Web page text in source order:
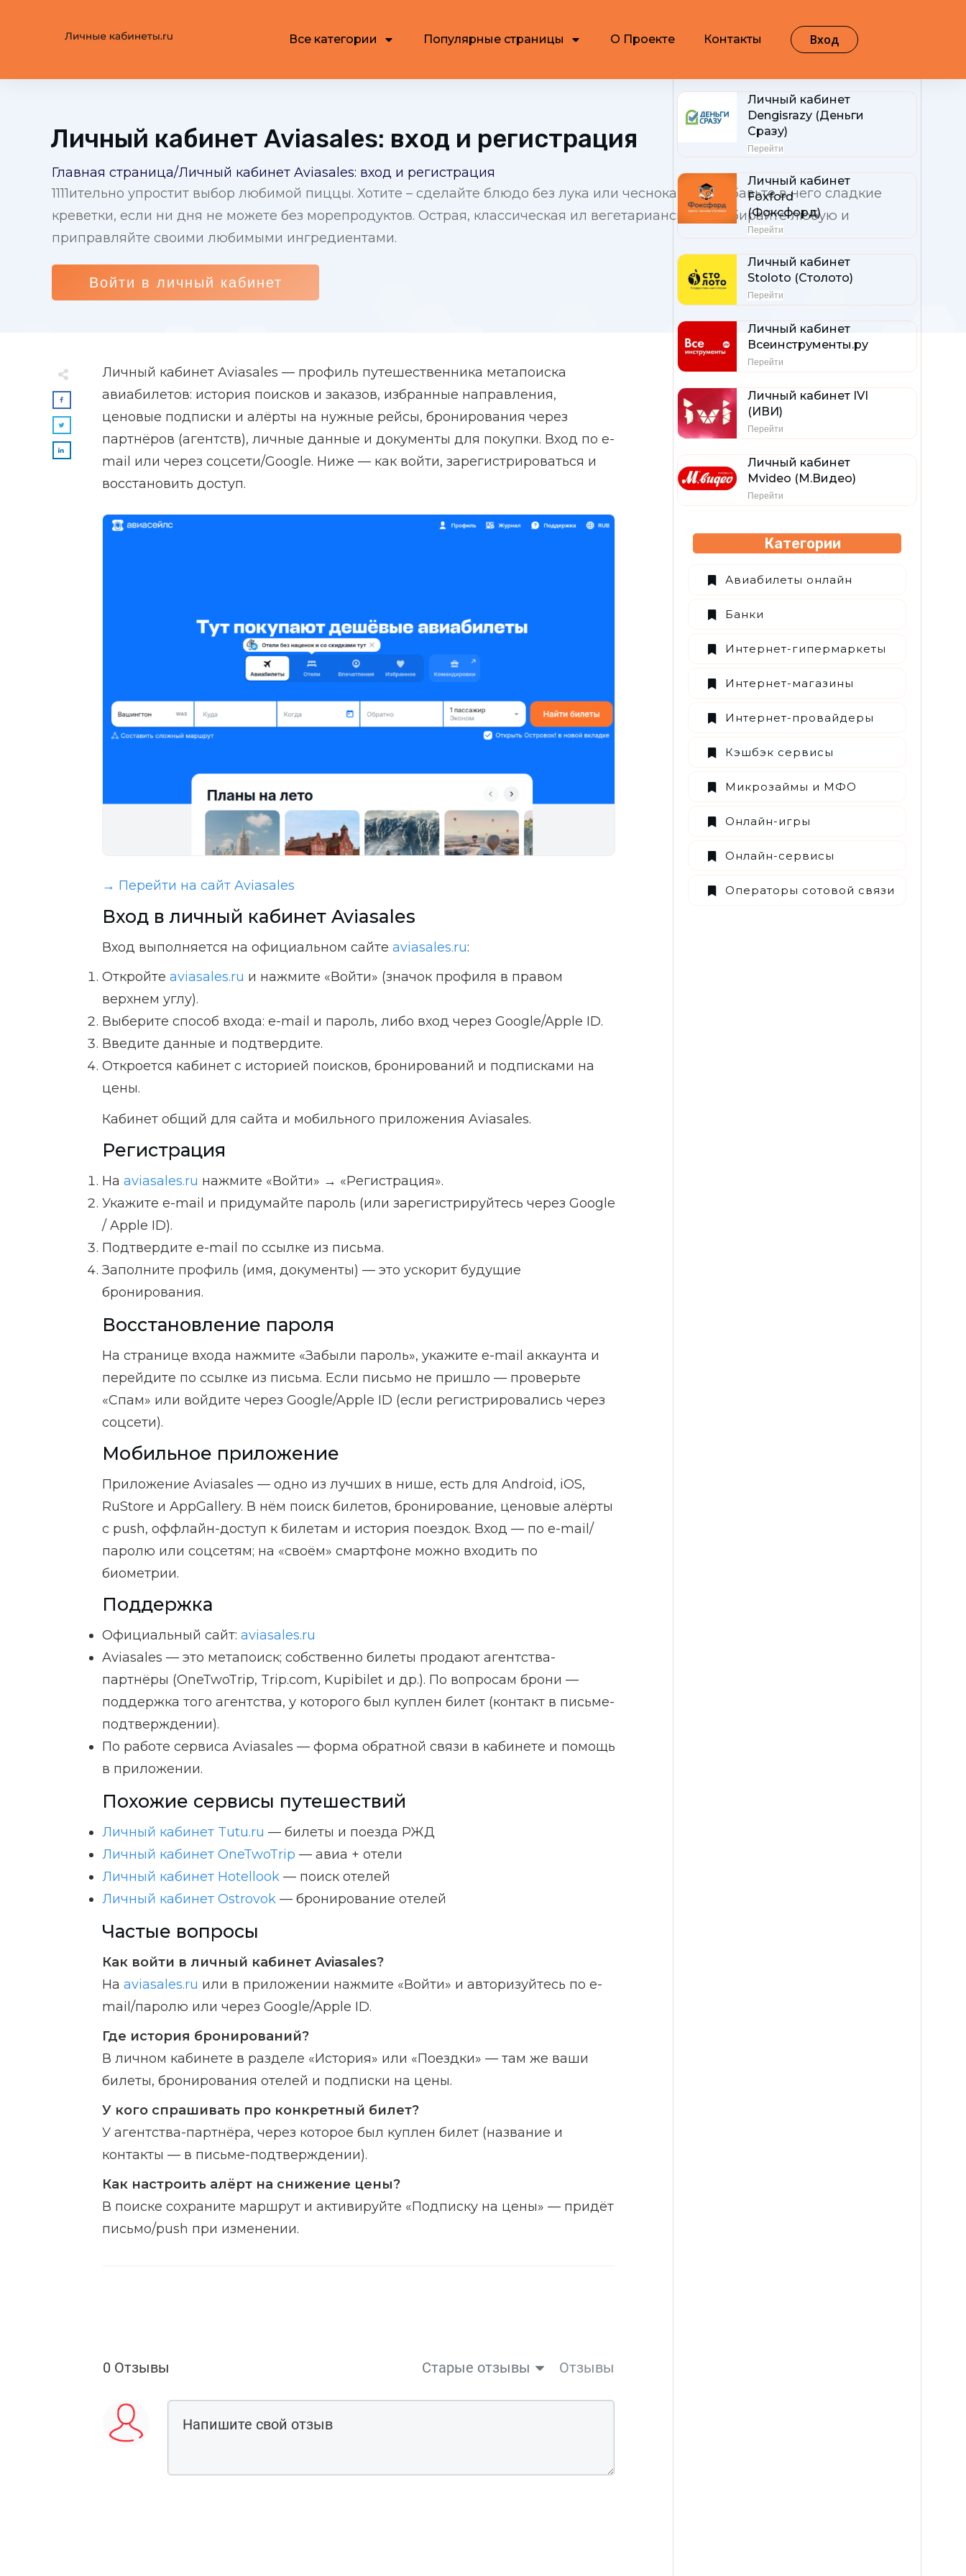
Все категории Популярные страницы О Проекте Контакты Вход
Личный кабинет Aviasales: вход и регистрация
Главная страница/Личный кабинет Aviasales: вход и регистрация
1111ительно упростит выбор любимой пиццы. Хотите – сделайте блюдо без лука или чеснока. Или добавьте в него сладкие
креветки, если ни дня не можете без морепродуктов. Острая, классическая ил вегетарианская – выбирайте любую и
приправляйте своими любимыми ингредиентами.
Войти в личный кабинет
Личный кабинет Aviasales — профиль путешественника метапоиска
авиабилетов: история поисков и заказов, избранные направления,
ценовые подписки и алёрты на нужные рейсы, бронирования через
партнёров (агентств), личные данные и документы для покупки. Вход по e-
mail или через соцсети/Google. Ниже — как войти, зарегистрироваться и
восстановить доступ.
→ Перейти на сайт Aviasales
Вход в личный кабинет Aviasales
Вход выполняется на официальном сайте aviasales.ru:
Откройте aviasales.ru и нажмите «Войти» (значок профиля в правом
верхнем углу).
Выберите способ входа: e-mail и пароль, либо вход через Google/Apple ID.
Введите данные и подтвердите.
Откроется кабинет с историей поисков, бронирований и подписками на
цены.
Кабинет общий для сайта и мобильного приложения Aviasales.
Регистрация
На aviasales.ru нажмите «Войти» → «Регистрация».
Укажите e-mail и придумайте пароль (или зарегистрируйтесь через Google
/ Apple ID).
Подтвердите e-mail по ссылке из письма.
Заполните профиль (имя, документы) — это ускорит будущие
бронирования.
Восстановление пароля
На странице входа нажмите «Забыли пароль», укажите e-mail аккаунта и
перейдите по ссылке из письма. Если письмо не пришло — проверьте
«Спам» или войдите через Google/Apple ID (если регистрировались через
соцсети).
Мобильное приложение
Приложение Aviasales — одно из лучших в нише, есть для Android, iOS,
RuStore и AppGallery. В нём поиск билетов, бронирование, ценовые алёрты
с push, оффлайн-доступ к билетам и история поездок. Вход — по e-mail/
паролю или соцсетям; на «своём» смартфоне можно входить по
биометрии.
Поддержка
Официальный сайт: aviasales.ru
Aviasales — это метапоиск; собственно билеты продают агентства-
партнёры (OneTwoTrip, Trip.com, Kupibilet и др.). По вопросам брони —
поддержка того агентства, у которого был куплен билет (контакт в письме-
подтверждении).
По работе сервиса Aviasales — форма обратной связи в кабинете и помощь
в приложении.
Похожие сервисы путешествий
Личный кабинет Tutu.ru — билеты и поезда РЖД
Личный кабинет OneTwoTrip — авиа + отели
Личный кабинет Hotellook — поиск отелей
Личный кабинет Ostrovok — бронирование отелей
Частые вопросы
Как войти в личный кабинет Aviasales?
На aviasales.ru или в приложении нажмите «Войти» и авторизуйтесь по e-
mail/паролю или через Google/Apple ID.
Где история бронирований?
В личном кабинете в разделе «История» или «Поездки» — там же ваши
билеты, бронирования отелей и подписки на цены.
У кого спрашивать про конкретный билет?
У агентства-партнёра, через которое был куплен билет (название и
контакты — в письме-подтверждении).
Как настроить алёрт на снижение цены?
В поиске сохраните маршрут и активируйте «Подписку на цены» — придёт
письмо/push при изменении.
0 Отзывы Старые отзывы Отзывы
Личный кабинет
Dengisrazy (Деньги
Сразу)
Перейти
Личный кабинет
Foxford
(Фоксфорд)
Перейти
Личный кабинет
Stoloto (Столото)
Перейти
Личный кабинет
Всеинструменты.ру
Перейти
Личный кабинет IVI
(ИВИ)
Перейти
Личный кабинет
Mvideo (М.Видео)
Перейти
Категории
Авиабилеты онлайн
Банки
Интернет-гипермаркеты
Интернет-магазины
Интернет-провайдеры
Кэшбэк сервисы
Микрозаймы и МФО
Онлайн-игры
Онлайн-сервисы
Операторы сотовой связи